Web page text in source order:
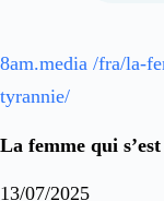
8am.media /fra/la-
tyrannie/
La femme qui
13/07/2025